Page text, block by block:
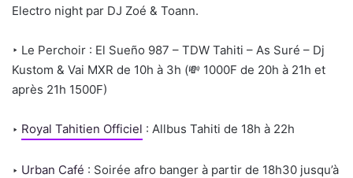
Electro night par DJ Zoé & Toann.
‣ Le Perchoir : El Sueño 987 – TDW Tahiti – As Suré – Dj
Kustom & Vai MXR de 10h à 3h (💸 1000F de 20h à 21h et
après 21h 1500F)
‣ Royal Tahitien Officiel : Allbus Tahiti de 18h à 22h
‣ Urban Café : Soirée afro banger à partir de 18h30 jusqu’à